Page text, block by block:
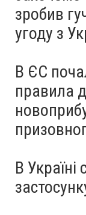
зробив
угоду з
В ЄС
правила
В Україні